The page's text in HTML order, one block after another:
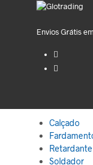
Envios Grátis
Calçado
Soldador